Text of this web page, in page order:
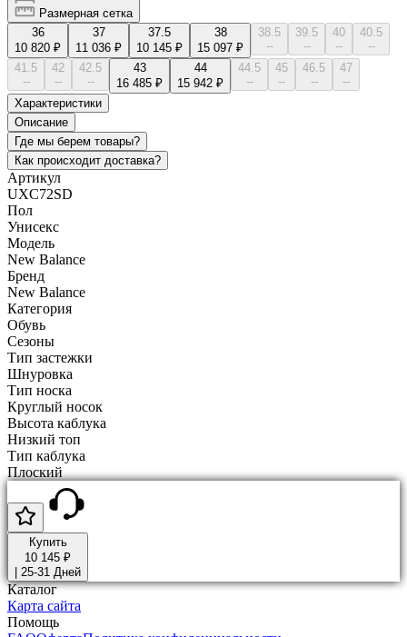
Размерная сетка
36
10 820 ₽
37
11 036 ₽
37.5
10 145 ₽
38
15 097 ₽
38.5
--
39.5
--
40
--
40.5
--
41.5
--
42
--
42.5
--
43
16 485 ₽
44
15 942 ₽
44.5
--
45
--
46.5
--
47
--
Характеристики
Описание
Где мы берем товары?
Как происходит доставка?
Артикул
UXC72SD
Пол
Унисекс
Модель
New Balance
Бренд
New Balance
Категория
Обувь
Сезоны
Тип застежки
Шнуровка
Тип носка
Круглый носок
Высота каблука
Низкий топ
Тип каблука
Плоский
Купить
10 145 ₽
25-31 Дней
Каталог
Карта сайта
Помощь